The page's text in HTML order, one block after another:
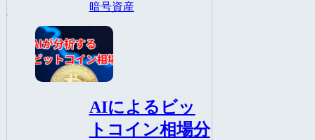
暗号資産
AIによるビッ
トコイン相場分